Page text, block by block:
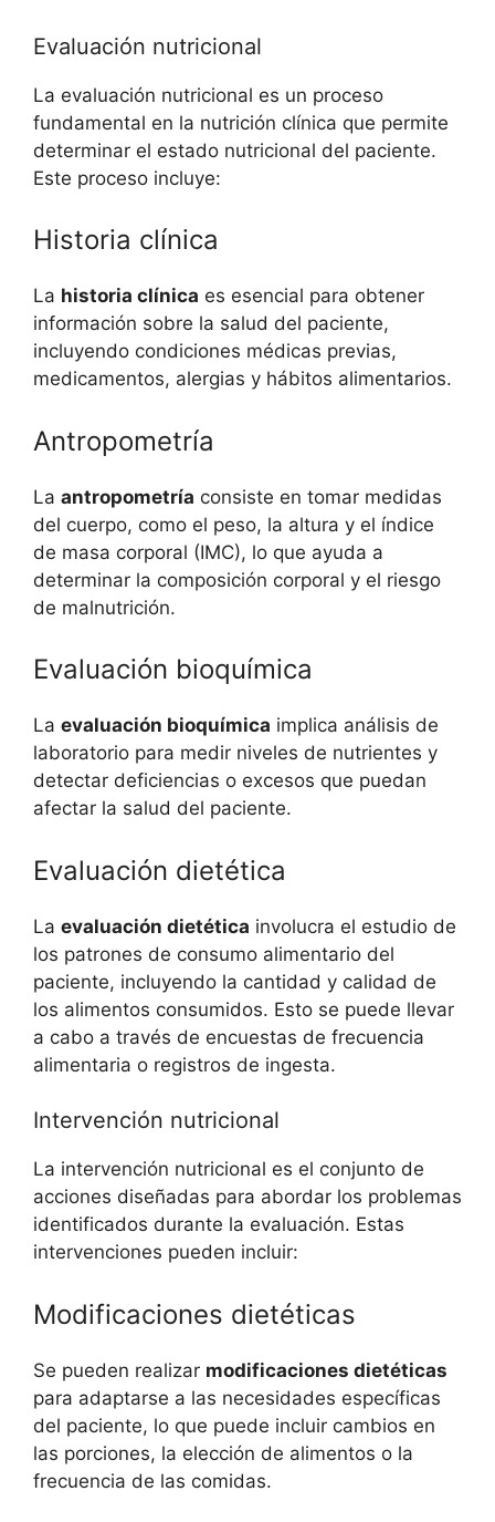
Evaluación nutricional
La evaluación nutricional es un proceso
fundamental en la nutrición clínica que permite
determinar el estado nutricional del paciente.
Este proceso incluye:
Historia clínica
La historia clínica es esencial para obtener
información sobre la salud del paciente,
incluyendo condiciones médicas previas,
medicamentos, alergias y hábitos alimentarios.
Antropometría
La antropometría consiste en tomar medidas
del cuerpo, como el peso, la altura y el índice
de masa corporal (IMC), lo que ayuda a
determinar la composición corporal y el riesgo
de malnutrición.
Evaluación bioquímica
La evaluación bioquímica implica análisis de
laboratorio para medir niveles de nutrientes y
detectar deficiencias o excesos que puedan
afectar la salud del paciente.
Evaluación dietética
La evaluación dietética involucra el estudio de
los patrones de consumo alimentario del
paciente, incluyendo la cantidad y calidad de
los alimentos consumidos. Esto se puede llevar
a cabo a través de encuestas de frecuencia
alimentaria o registros de ingesta.
Intervención nutricional
La intervención nutricional es el conjunto de
acciones diseñadas para abordar los problemas
identificados durante la evaluación. Estas
intervenciones pueden incluir:
Modificaciones dietéticas
Se pueden realizar modificaciones dietéticas
para adaptarse a las necesidades específicas
del paciente, lo que puede incluir cambios en
las porciones, la elección de alimentos o la
frecuencia de las comidas.